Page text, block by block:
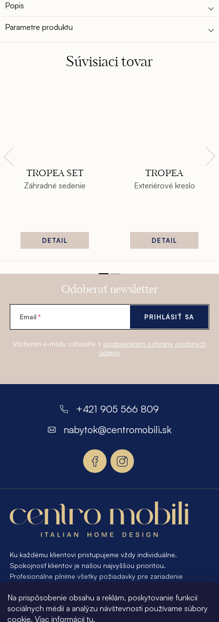
Na prispôsobenie obsahu a reklám, poskytovanie funkcií
sociálnych médií a analýzu návštevnosti používame súbory
cookie. Viac informácií tu.
Popis
Parametre produktu
Súvisiaci tovar
TROPEA SET
Záhradné sedenie
DETAIL
TROPEA
Exteriérové kreslo
DETAIL
Odoberať newsletter
Email
Vložením e-mailu súhlasíte s podmienkami ochrany osobných
údajov
PRIHLÁSIŤ SA
e
Ku každému klientovi pristupujeme vždy individuálne.
Spokojnosť klientov je našou najvyššou prioritou.
Profesionálne plníme všetky požiadavky pre zariadenie
nábytku na mieru, presne pre váš interiér, je pre nás
samozrejmosťou Vám vyhovieť.
+421 905 566 809
nabytok@centromobili.sk